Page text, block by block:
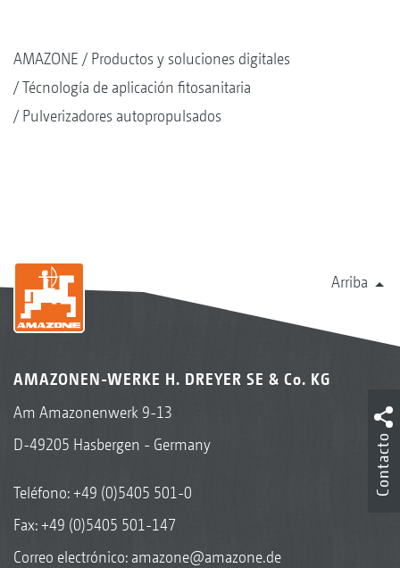
AMAZONE
Productos y soluciones digitales
Técnología de aplicación fitosanitaria
Pulverizadores autopropulsados
Arriba
AMAZONEN-WERKE H. DREYER SE & Co. KG
Am Amazonenwerk 9-13
D-49205 Hasbergen - Germany
Teléfono:+49 (0)5405 501-0
Fax: +49 (0)5405 501-147
Correo electrónico: amazone@amazone.de
Contacto